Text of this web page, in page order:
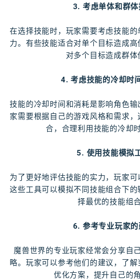
3. 考虑单体和群体
在选择技能时，玩家需要考虑技能
力。有些技能适合对单个目标造成
对多个目标造成群体
4. 考虑技能的冷却时
技能的冷却时间和消耗是影响角色
家需要根据自己的游戏风格和需求，
合，合理利用技能的冷却
5. 使用技能模拟
为了更好地评估技能的实力，玩家可
这些工具可以模拟不同技能组合下
择最优的技能组合
6. 参考专业玩家的
魔兽世界的专业玩家经常会分享自
略。玩家可以参考他们的建议，了
优化方案，提升自己的